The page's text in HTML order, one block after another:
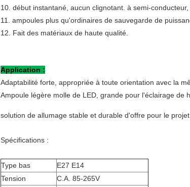
10. début instantané, aucun clignotant. à semi-conducteur,
11. ampoules plus qu'ordinaires de sauvegarde de
12. Fait des matériaux de haute qualité.
Application :
Adaptabilité forte, appropriée à toute orientation avec la
Ampoule légère molle de LED, grande pour l'éclairage de
solution de allumage stable et durable d'offre pour le
Spécifications :
Type bas
E27 E14
Tension
C.A. 85-265V